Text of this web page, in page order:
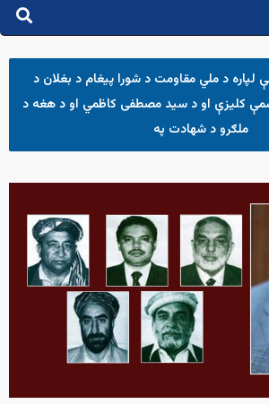
لپاره د ملي مقاومت د شورا پیغام د بغلان د
کلیزې او د سید مصطفی کاظمي او د هغه د
ملګرو د شهادت په